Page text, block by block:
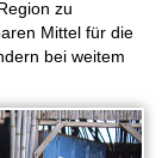
zu
Mittel für die
bei weitem